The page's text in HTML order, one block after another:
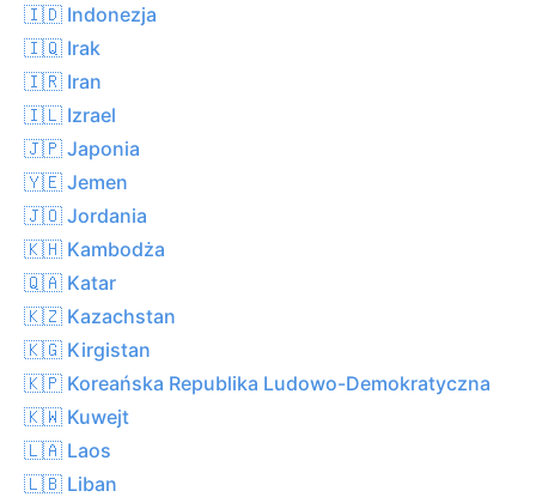
🇮🇩 Indonezja
🇮🇶 Irak
🇮🇷 Iran
🇮🇱 Izrael
🇯🇵 Japonia
🇾🇪 Jemen
🇯🇴 Jordania
🇰🇭 Kambodża
🇶🇦 Katar
🇰🇿 Kazachstan
🇰🇬 Kirgistan
🇰🇵 Koreańska Republika Ludowo-Demokratyczna
🇰🇼 Kuwejt
🇱🇦 Laos
🇱🇧 Liban